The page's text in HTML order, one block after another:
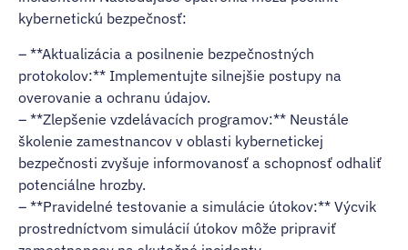
kybernetickú bezpečnosť:
– **Aktualizácia a posilnenie bezpečnostných
protokolov:** Implementujte silnejšie postupy na
overovanie a ochranu údajov.
– **Zlepšenie vzdelávacích programov:** Neustále
školenie zamestnancov v oblasti kybernetickej
bezpečnosti zvyšuje informovanosť a schopnosť odhaliť
potenciálne hrozby.
– **Pravidelné testovanie a simulácie útokov:** Výcvik
prostredníctvom simulácií útokov môže pripraviť